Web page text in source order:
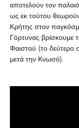
αποτελούν τον
ως εκ τούτου
Κρήτης στον
Γόρτυνας βρίσκουμε
Φαιστού (το δεύτερο
μετά την Κνωσό).